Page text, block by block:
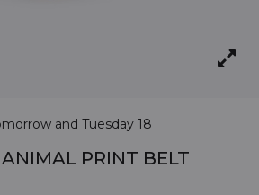
and Tuesday 18
ANIMAL PRINT BELT